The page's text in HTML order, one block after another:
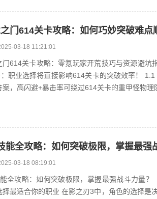
门614关卡攻略：如何巧妙突破难点
03-18 11:21:01
614关卡攻略：零氪玩家开荒技巧与资源避坑
能全攻略：如何突破极限，掌握最强
03-18 08:19:01
全攻略：如何突破极限，掌握最强战斗力量？
择最适合你的职业 在影之刃3中，角色的选择是